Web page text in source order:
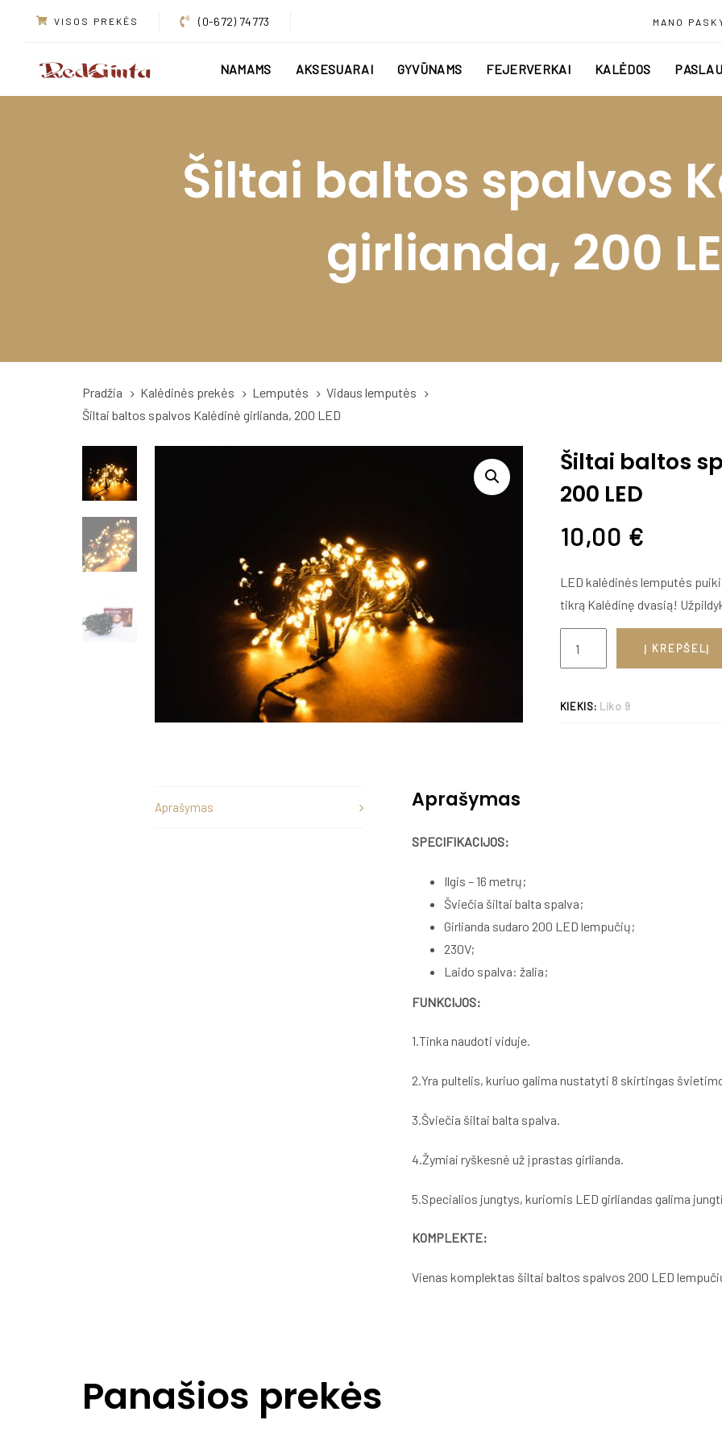
navigation
Skip
VISOS PREKĖS (0-672) 74773 MANO
NAMAMS AKSESUARAI GYVŪNAMS FEJERVERKAI KALĖDOS
Šiltai baltos spalvos
girlianda, 200
Pradžia Kalėdinės prekės Lemputės
Vidaus lemputės
Šiltai baltos spalvos Kalėdinė girlianda, 200 LED
Šiltai baltos
200 LED
10,00 €
LED kalėdinės lemputės
tikrą Kalėdinę dvasią!
baltos
spalvos
Kalėdinė
girlianda,
200
quantity
Į KREPŠELĮ
KIEKIS: Liko 9
Aprašymas Aprašymas
SPECIFIKACIJOS:
Ilgis – 16 metrų;
Šviečia šiltai balta spalva;
Girlianda sudaro 200 LED lempučių;
230V;
Laido spalva: žalia;
FUNKCIJOS:
1.Tinka naudoti viduje.
2.Yra pultelis, kuriuo galima nustatyti 8 skirtingas
3.Šviečia šiltai balta spalva.
4.Žymiai ryškesnė už įprastas girlianda.
5.Specialios jungtys, kuriomis LED girliandas galima
KOMPLEKTE:
Vienas komplektas šiltai baltos spalvos 200 LED
Panašios prekės